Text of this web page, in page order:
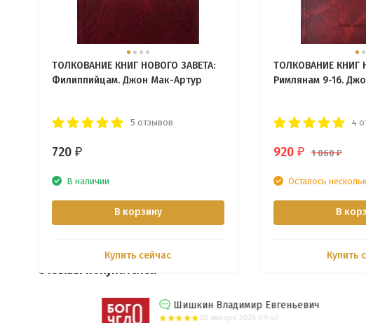
ТОЛКОВАНИЕ КНИГ НОВОГО ЗАВЕТА:
Филиппийцам. Джон Мак-Артур
5 отзывов
720 ₽
В наличии
В корзину
Купить сейчас
ТОЛКОВАНИЕ КНИГ
Римлянам 9-16.
4
920₽ 1 060₽
Осталось
В
Купить
Отзывы покупателей
Шишкин Владимир Евгеньевич
20 января 2026 09:42